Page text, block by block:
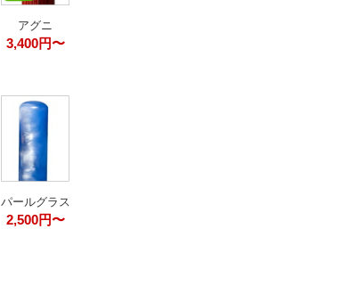
アグニ
3,400円〜
パールグラス
2,500円〜